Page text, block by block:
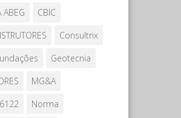
ABEG
CBIC
Consultrix
Geotecnia
MG&A
Norma